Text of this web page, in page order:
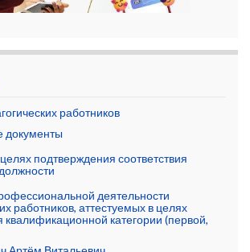
работников
документы
подтверждения соответствия
деятельности
работников, аттестуемых в целях
квалификационной категории (первой,